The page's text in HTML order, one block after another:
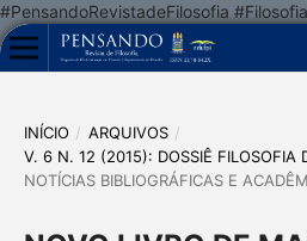
#PensandoRevistadeFilosofia
INÍCIO / ARQUIVOS /
V. 6 N. 12 (2015): DOSSIÊ FILOSOFIA
NOTÍCIAS BIBLIOGRÁFICAS E